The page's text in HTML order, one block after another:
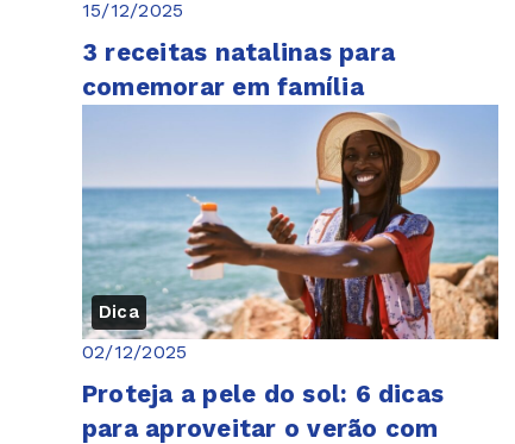
15/12/2025
3 receitas natalinas para
comemorar em família
Dica
02/12/2025
Proteja a pele do sol: 6 dicas
para aproveitar o verão com